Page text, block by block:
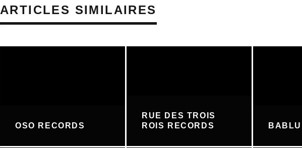
ARTICLES SIMILAIRES
OSO RECORDS
RUE DES TROIS
ROIS RECORDS